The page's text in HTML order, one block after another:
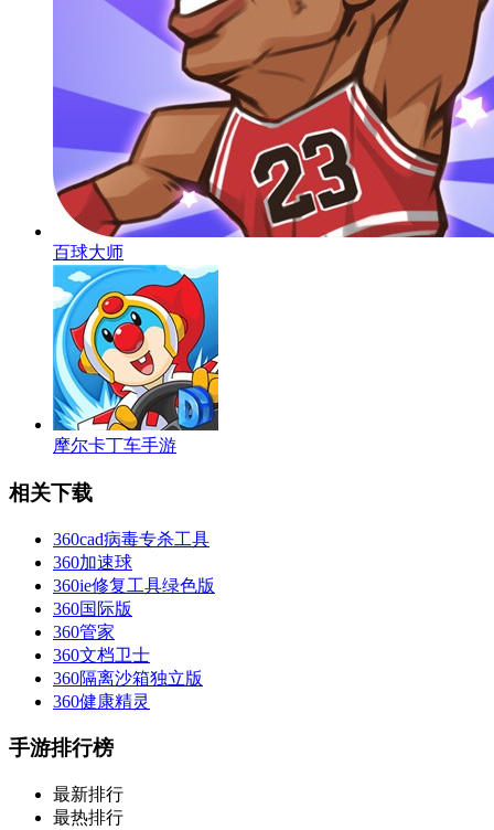
百球大师
摩尔卡丁车手游
相关下载
360cad病毒专杀工具
360加速球
360ie修复工具绿色版
360国际版
360管家
360文档卫士
360隔离沙箱独立版
360健康精灵
手游排行榜
最新排行
最热排行